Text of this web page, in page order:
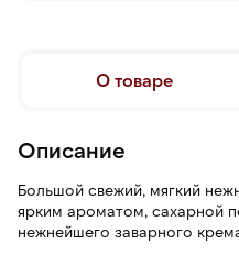
О товаре
Описание
Большой свежий, мягкий
ярким ароматом, сахарной
нежнейшего заварного